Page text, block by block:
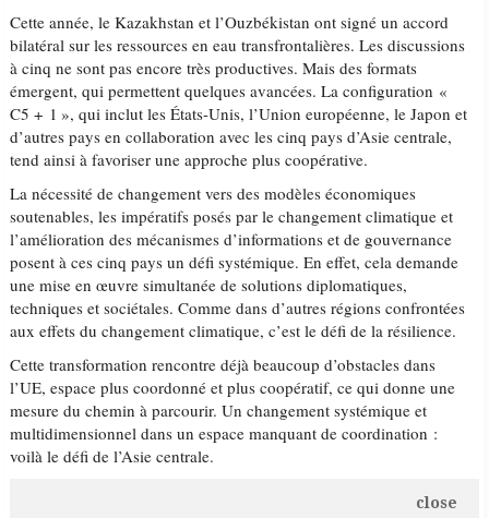
Cette année, le Kazakhstan et l’Ouzbékistan ont signé un accord
bilatéral sur les ressources en eau transfrontalières. Les discussions
à cinq ne sont pas encore très productives. Mais des formats
émergent, qui permettent quelques avancées. La configuration «
C5 + 1 », qui inclut les États-Unis, l’Union européenne, le Japon et
d’autres pays en collaboration avec les cinq pays d’Asie centrale,
tend ainsi à favoriser une approche plus coopérative.
La nécessité de changement vers des modèles économiques
soutenables, les impératifs posés par le changement climatique et
l’amélioration des mécanismes d’informations et de gouvernance
posent à ces cinq pays un défi systémique. En effet, cela demande
une mise en œuvre simultanée de solutions diplomatiques,
techniques et sociétales. Comme dans d’autres régions confrontées
aux effets du changement climatique, c’est le défi de la résilience.
Cette transformation rencontre déjà beaucoup d’obstacles dans
l’UE, espace plus coordonné et plus coopératif, ce qui donne une
mesure du chemin à parcourir. Un changement systémique et
multidimensionnel dans un espace manquant de coordination :
voilà le défi de l’Asie centrale.
close